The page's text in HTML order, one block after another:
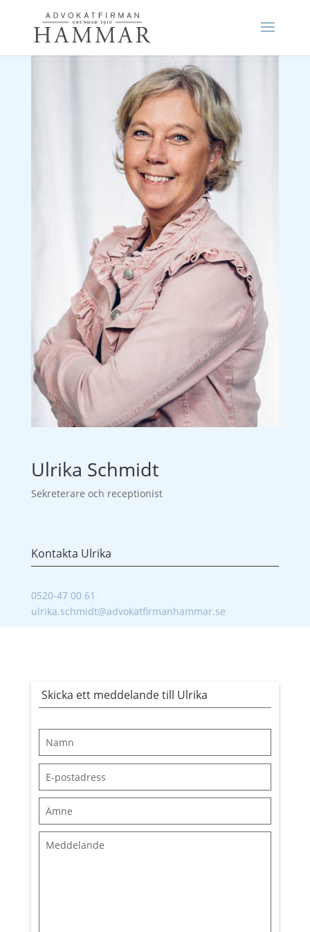
Ulrika Schmidt
Sekreterare och receptionist
Kontakta Ulrika
0520-47 00 61
ulrika.schmidt@advokatfirmanhammar.se
Skicka ett meddelande till Ulrika